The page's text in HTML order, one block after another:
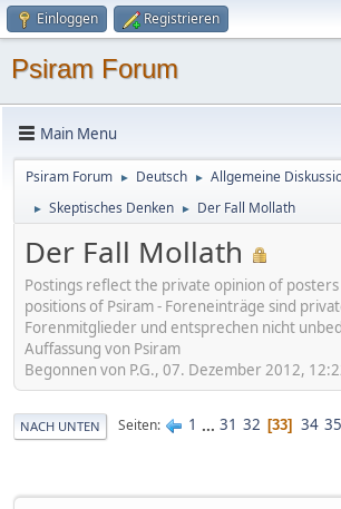
Einloggen Registrieren
Psiram Forum
Main Menu
Psiram Forum ► Deutsch ► Allgemeine
► Skeptisches Denken ► Der Fall Mollath
Der Fall Mollath
Postings reflect the private opinion of
positions of Psiram - Foreneinträge sind
Forenmitglieder und entsprechen nicht
Auffassung von Psiram
Begonnen von P.G., 07. Dezember 2012,
NACH UNTEN Seiten 1 ... 31 32 33 34 35